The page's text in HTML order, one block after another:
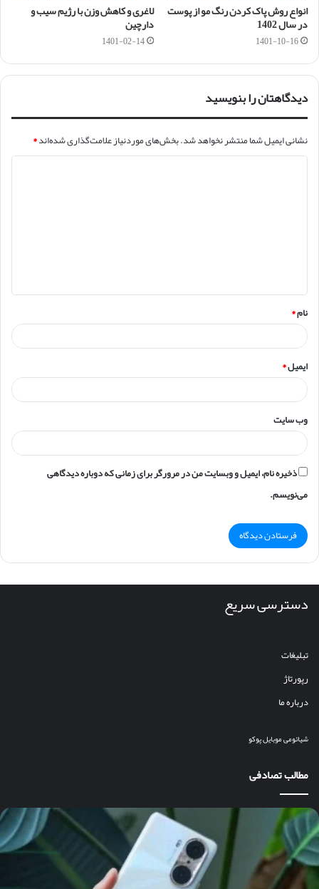
انواع روش پاک کردن رنگ مو از پوست
در سال 1402
1401-10-16
لاغری و کاهش وزن با رژیم سیب و
دارچین
1401-02-14
دیدگاهتان را بنویسید
نشانی ایمیل شما منتشر نخواهد شد.بخش‌های موردنیاز علامت‌گذاری شده‌اند*
*
نام*
ایمیل*
وب‌ سایت
ذخیره نام، ایمیل و وبسایت من در مرورگر برای زمانی که دوباره دیدگاهی
می‌نویسم.
دسترسی سریع
تبلیغات
رپورتاژ
درباره ما
شیائومیموبایلپوکو
مطالب تصادفی